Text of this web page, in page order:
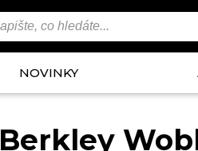
NOVINKY
Berkley